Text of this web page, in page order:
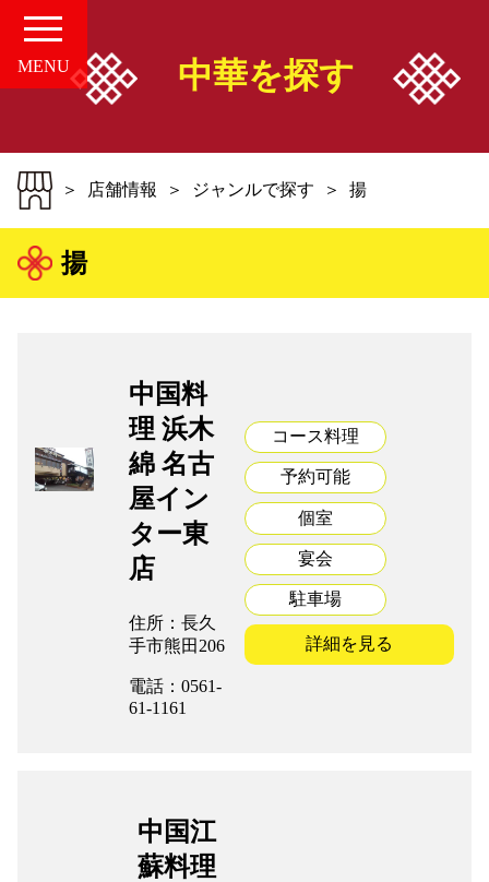
MENU
愛知の中華案内所
店舗情報
お問い合せ
組合概要
組合加入案内
関係者リンク
中華を探す
店舗情報 ジャンルで探す 揚
揚
中国料
理 浜木
綿 名古
屋イン
ター東
店
住所：長久
手市熊田206
電話：0561-
61-1161
コース料理
予約可能
個室
宴会
駐車場
詳細を見る
中国江
蘇料理